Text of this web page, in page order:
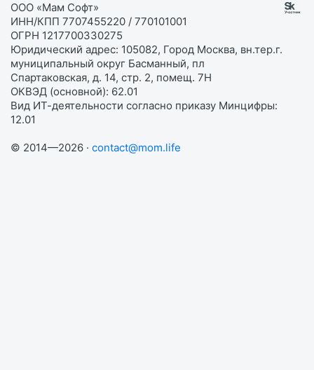
ООО «Мам Софт»
ИНН/КПП 7707455220 / 770101001
ОГРН 1217700330275
Юридический адрес: 105082, Город Москва, вн.тер.г.
муниципальный округ Басманный, пл
Спартаковская, д. 14, стр. 2, помещ. 7Н
ОКВЭД (основной): 62.01
Вид ИТ-деятельности согласно приказу Минцифры:
12.01
© 2014—2026 · contact@mom.life